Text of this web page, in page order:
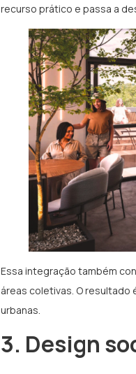
recurso prático e passa a
Essa integração também
áreas coletivas. O resultado
urbanas.
3. Design